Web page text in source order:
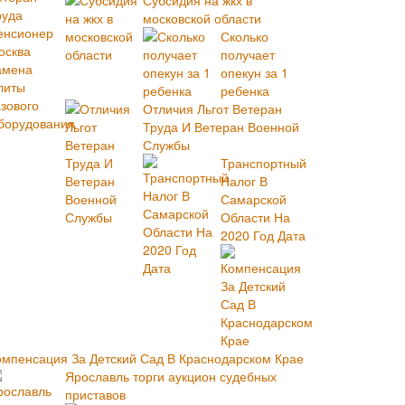
московской области
Сколько
получает
опекун за 1
ребенка
Отличия Льгот Ветеран
Труда И Ветеран Военной
Службы
Транспортный
Налог В
Самарской
Области На
2020 Год Дата
За Детский Сад В Краснодарском Крае
Ярославль торги аукцион судебных
приставов